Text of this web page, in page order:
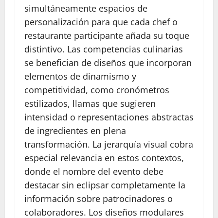
simultáneamente espacios de
personalización para que cada chef o
restaurante participante añada su toque
distintivo. Las competencias culinarias
se benefician de diseños que incorporan
elementos de dinamismo y
competitividad, como cronómetros
estilizados, llamas que sugieren
intensidad o representaciones abstractas
de ingredientes en plena
transformación. La jerarquía visual cobra
especial relevancia en estos contextos,
donde el nombre del evento debe
destacar sin eclipsar completamente la
información sobre patrocinadores o
colaboradores. Los diseños modulares